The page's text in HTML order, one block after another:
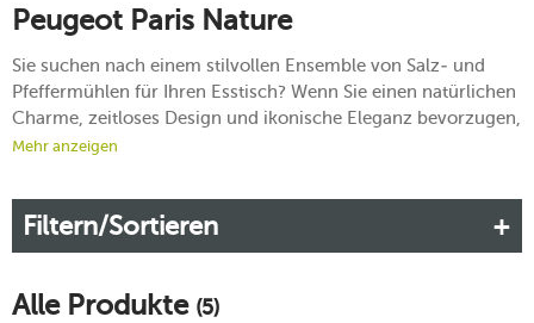
Peugeot Paris Nature
Sie suchen nach einem stilvollen Ensemble von Salz- und
Pfeffermühlen für Ihren Esstisch? Wenn Sie einen natürlichen
Charme, zeitloses Design und ikonische Eleganz bevorzugen,
dann haben Sie mit Peugeot Paris Nature die perfekte
einen edlen Korpus aus nachhaltigem Holz gekleidet und
avancieren auf Ihrem Tisch im Nu zum Blickfang.
Mehr erfahren!
Mehr anzeigen
Filtern/Sortieren
Alle Produkte (5)